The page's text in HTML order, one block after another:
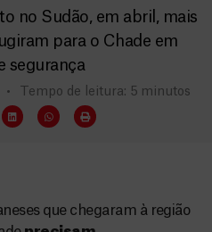
no Sudão, em abril, mais
para o Chade em
segurança
Tempo de leitura: 5 minutos
que chegaram à região